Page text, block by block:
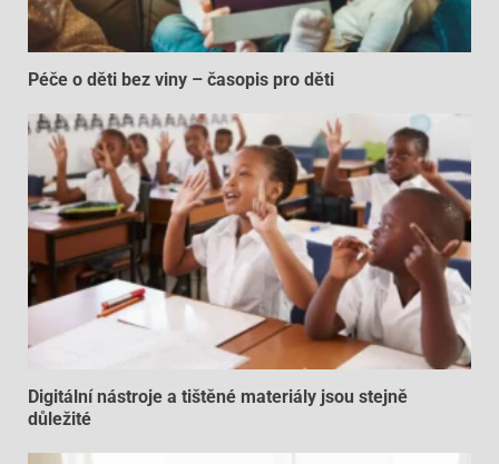
Péče o děti bez viny – časopis pro děti
Digitální nástroje a tištěné materiály jsou stejně
důležité